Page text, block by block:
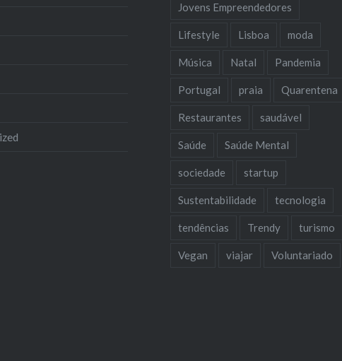
Jovens Empreendedores
Lifestyle Lisboa moda
Música Natal Pandemia
Portugal praia Quarentena
Restaurantes saudável
Saúde Saúde Mental
sociedade startup
Sustentabilidade tecnologia
tendências Trendy turismo
Vegan viajar Voluntariado